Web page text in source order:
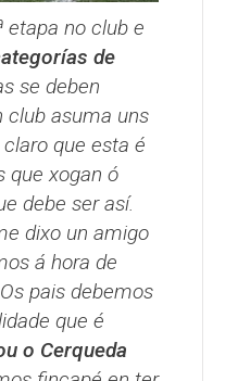
etapa no club e
de
se deben
club asuma uns
que esta é
que xogan ó
debe ser así.
dixo un amigo
á hora de
pais debemos
que é
o Cerqueda